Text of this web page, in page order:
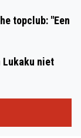
topclub: "Een
niet